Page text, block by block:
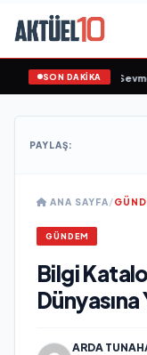
SON DAKİKA
Yeni Tekli
PAYLAŞ:
ANA SAYFA/
GÜNDEM
Bilgi
ARDA